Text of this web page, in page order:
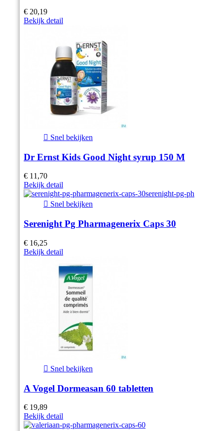
€ 20,19
Bekijk detail
 Snel bekijken
Dr Ernst Kids Good Night syrup 150 M
€ 11,70
Bekijk detail
 Snel bekijken
Serenight Pg Pharmagenerix Caps 30
€ 16,25
Bekijk detail
 Snel bekijken
A Vogel Dormeasan 60 tabletten
€ 19,89
Bekijk detail